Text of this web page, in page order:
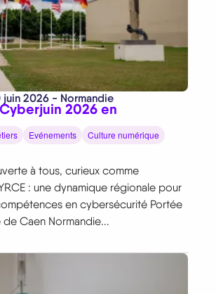
juin 2026 - Normandie
2026 en
Evénements
Culture numérique
à tous, curieux comme
: une dynamique régionale pour
en cybersécurité Portée
de Caen Normandie...